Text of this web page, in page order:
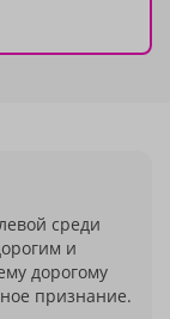
среди
и
дорогому
признание.